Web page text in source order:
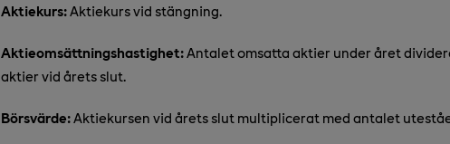
Aktiekurs:Aktiekurs vid stängning.
Aktieomsättningshastighet:Antalet omsatta aktier under året
aktier vid årets slut.
Börsvärde:Aktiekursen vid årets slut multiplicerat med antalet